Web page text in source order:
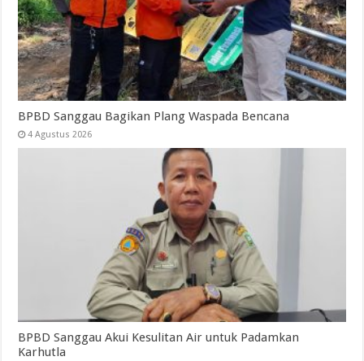
BPBD Sanggau Bagikan Plang Waspada Bencana
4 Agustus 2026
BPBD Sanggau Akui Kesulitan Air untuk Padamkan
Karhutla